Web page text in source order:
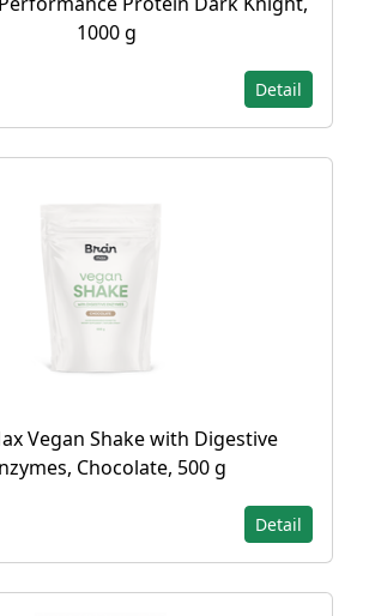
1000 g
Detail
Vegan Shake with Digestive
Chocolate, 500 g
Detail